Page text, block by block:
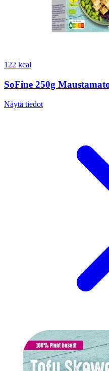
122 kcal
SoFine 250g
Näytä tiedot